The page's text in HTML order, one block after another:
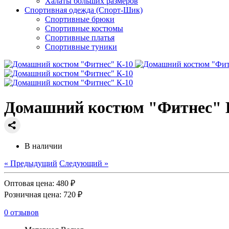
Спортивная одежда (Спорт-Шик)
Спортивные брюки
Спортивные костюмы
Спортивные платья
Спортивные туники
Домашний костюм "Фитнес"
В наличии
« Предыдущий Следующий »
Оптовая цена: 480 ₽
Розничная цена: 720 ₽
0 отзывов